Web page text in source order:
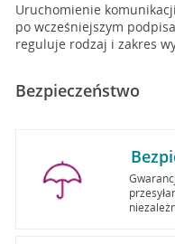
Uruchomienie
po wcześniejszym
reguluje rodzaj i zakres
Bezpieczeństwo